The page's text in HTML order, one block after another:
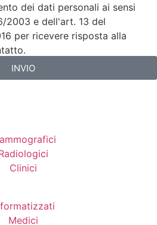
dei dati personali ai sensi
2003 e dell'art. 13 del
per ricevere risposta alla
INVIO
Clinici
Medici